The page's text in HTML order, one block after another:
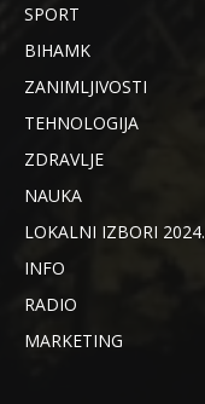
SPORT
BIHAMK
ZANIMLJIVOSTI
TEHNOLOGIJA
ZDRAVLJE
NAUKA
LOKALNI IZBORI 2024.
INFO
RADIO
MARKETING